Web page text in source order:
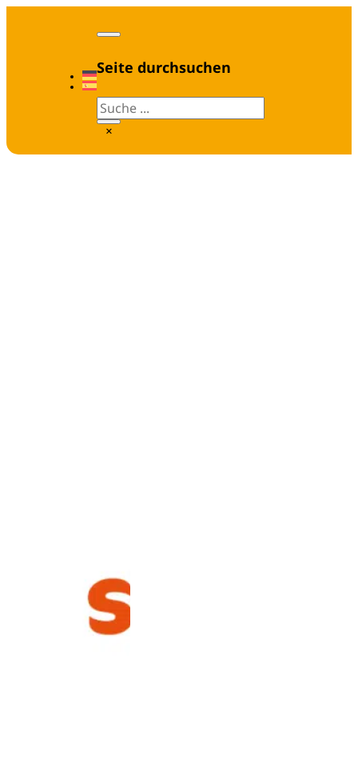
Seite durchsuchen
Suchen
×